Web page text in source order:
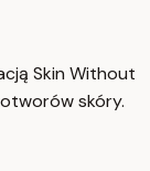
Skin Without
skóry.